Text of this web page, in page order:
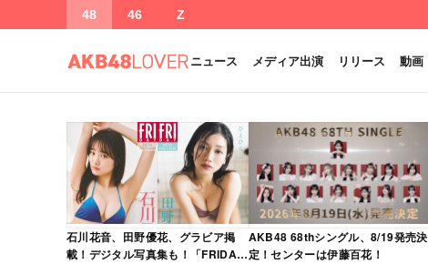
48 46 Z
ニュース メディア出演 リリース 動画
石川花音、田野優花、グラビア掲
載！デジタル写真集も！「FRIDAY
AKB48 68thシングル、8/19発売決
定！センターは伊藤百花！